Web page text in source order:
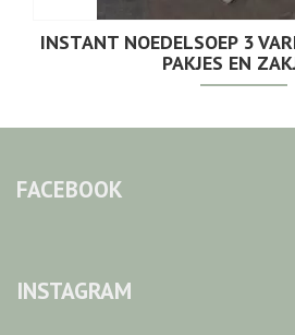
INSTANT NOEDELSOEP 3
PAKJES EN
FACEBOOK
INSTAGRAM